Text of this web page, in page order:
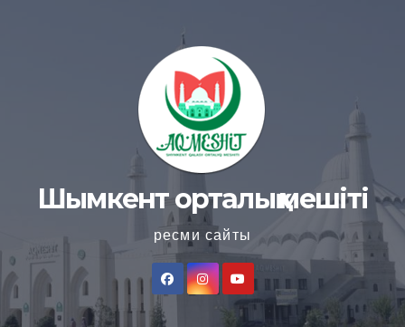
Шымкент орталық мешіті
ресми сайты